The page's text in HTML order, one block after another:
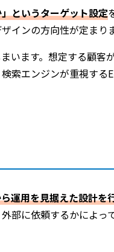
というターゲット設定
インの方向性が定まりま
います。想定する顧客
エンジンが重視する
運用を見据えた設計を
部に依頼するかによ